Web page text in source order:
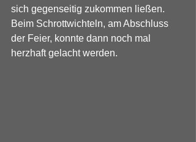
sich gegenseitig zukommen ließen.
Beim Schrottwichteln, am Abschluss
der Feier, konnte dann noch mal
herzhaft gelacht werden.